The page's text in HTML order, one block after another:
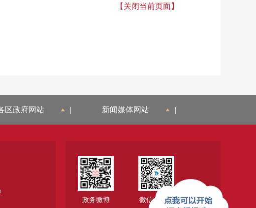
【关闭当前页面】
区政府网站 | 新闻媒体网站 |
政务微博 微信公众号